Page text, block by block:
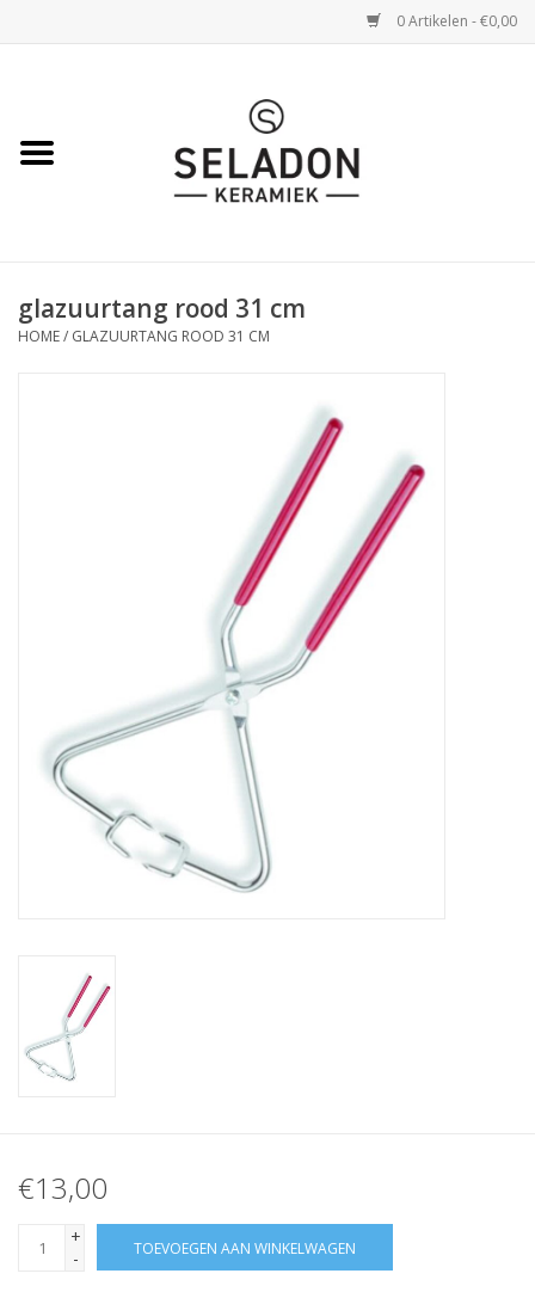
0 Artikelen - €0,00
VERZENDING
glazuurtang rood 31 cm
HOME/ GLAZUURTANG ROOD 31 CM
€13,00
+
-
TOEVOEGEN AAN WINKELWAGEN